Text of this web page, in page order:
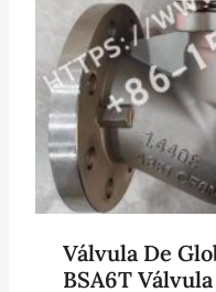
Válvula De
BSA6T